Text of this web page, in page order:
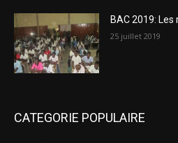
BAC 2019:
25 juillet 2019
CATEGORIE POPULAIRE